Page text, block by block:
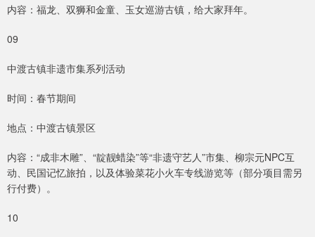
内容：福龙、双狮和金童、玉女巡游古镇，给大家拜年。
09
中渡古镇非遗市集系列活动
时间：春节期间
地点：中渡古镇景区
内容：“成非木雕”、“靛靓蜡染”等“非遗守艺人”市集、柳宗元NPC互
动、民国记忆旅拍，以及体验菜花小火车专线游览等（部分项目需另
行付费）。
10